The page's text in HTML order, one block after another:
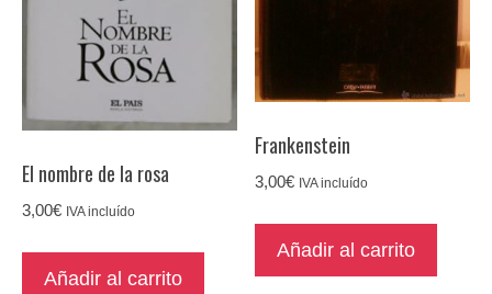
El nombre de la rosa
3,00€ IVA incluído
Añadir al carrito
Frankenstein
3,00€ IVA incluído
Añadir al carrito